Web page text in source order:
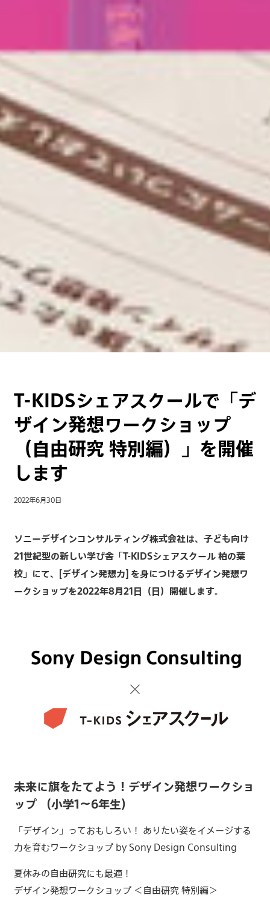
T-KIDSシェアスクールで「デ
ザイン発想ワークショップ
（自由研究 特別編）」を開催
します
2022年6月30日
ソニーデザインコンサルティング株式会社は、子ども向け
21世紀型の新しい学び舎「T-KIDSシェアスクール 柏の葉
校」にて、[デザイン発想力] を身につけるデザイン発想ワ
ークショップを2022年8月21日（日）開催します。
未来に旗をたてよう！デザイン発想ワークショ
ップ （小学1〜6年生）
「デザイン」っておもしろい！ ありたい姿をイメージする
力を育むワークショップ by Sony Design Consulting
夏休みの自由研究にも最適！
デザイン発想ワークショップ ＜自由研究 特別編＞